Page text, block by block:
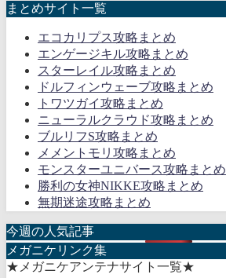
まとめサイト一覧
エコカリプス攻略まとめ
エンゲージキル攻略まとめ
スターレイル攻略まとめ
ドルフィンウェーブ攻略まとめ
トワツガイ攻略まとめ
ニューラルクラウド攻略まとめ
ブルリフS攻略まとめ
メメントモリ攻略まとめ
モンスターユニバース攻略まとめ
勝利の女神NIKKE攻略まとめ
無期迷途攻略まとめ
今週の人気記事
メガニケリンク集
★メガニケアンテナサイト一覧★